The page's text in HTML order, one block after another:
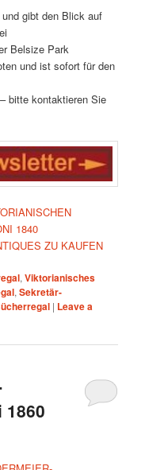
gibt den Blick auf
Belsize Park
und ist sofort für den
bitte kontaktieren Sie
1840
ZU KAUFEN
,Viktorianisches
,Sekretär-
| Leave a